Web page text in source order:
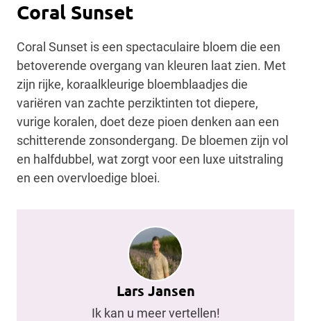
Coral Sunset
Coral Sunset is een spectaculaire bloem die een
betoverende overgang van kleuren laat zien. Met
zijn rijke, koraalkleurige bloemblaadjes die
variëren van zachte perziktinten tot diepere,
vurige koralen, doet deze pioen denken aan een
schitterende zonsondergang. De bloemen zijn vol
en halfdubbel, wat zorgt voor een luxe uitstraling
en een overvloedige bloei.
Lars Jansen
Ik kan u meer vertellen!